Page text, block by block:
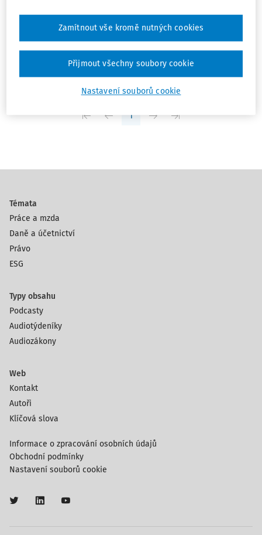
ZOK v říši soudů: § 054 a notářský zápis
se svolením k vykonatelnosti (20 Cdo
Mgr. Ivan Chalupa ,Mgr. David Reiterman
1
Témata
Práce a mzda
Daně a účetnictví
Právo
ESG
Typy obsahu
Podcasty
Audiotýdeníky
Audiozákony
Web
Kontakt
Autoři
Klíčová slova
Informace o zpracování osobních údajů
Obchodní podmínky
Nastavení souborů cookie
Nastavení souborů cookie
Zamítnout vše kromě nutných cookies
Přijmout všechny soubory cookie